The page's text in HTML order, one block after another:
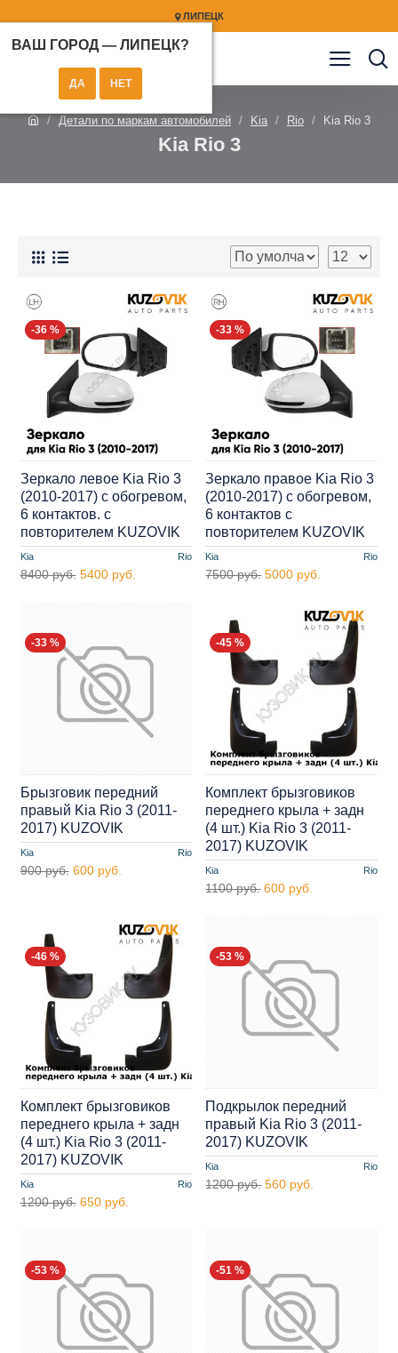
ЛИПЕЦК
ВАШ ГОРОД — ЛИПЕЦК?
Детали по маркам автомобилей Kia Rio Kia Rio 3
Kia Rio 3
-36 %
Kia Rio
Зеркало левое Kia Rio 3
(2010-2017) с обогревом,
6 контактов. с
повторителем KUZOVIK
8400 руб. 5400 руб.
-33 %
Kia Rio
Зеркало правое Kia Rio 3
(2010-2017) с обогревом,
6 контактов с
повторителем KUZOVIK
7500 руб. 5000 руб.
-33 %
Kia Rio
Брызговик передний
правый Kia Rio 3 (2011-
2017) KUZOVIK
900 руб. 600 руб.
-45 %
Kia Rio
Комплект брызговиков
переднего крыла + задн
(4 шт.) Kia Rio 3 (2011-
2017) KUZOVIK
1100 руб. 600 руб.
-46 %
Kia Rio
Комплект брызговиков
переднего крыла + задн
(4 шт.) Kia Rio 3 (2011-
2017) KUZOVIK
1200 руб. 650 руб.
-53 %
Kia Rio
Подкрылок передний
правый Kia Rio 3 (2011-
2017) KUZOVIK
1200 руб. 560 руб.
-53 % -51 %